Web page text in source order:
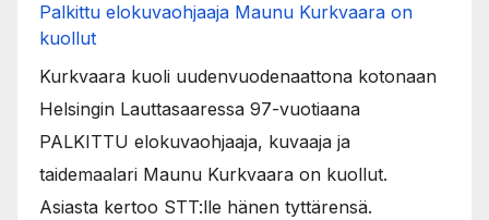
Palkittu elokuvaohjaaja Maunu Kurkvaara on
kuollut
Kurkvaara kuoli uudenvuodenaattona kotonaan
Helsingin Lauttasaaressa 97-vuotiaana
PALKITTU elokuvaohjaaja, kuvaaja ja
taidemaalari Maunu Kurkvaara on kuollut.
Asiasta kertoo STT:lle hänen tyttärensä.